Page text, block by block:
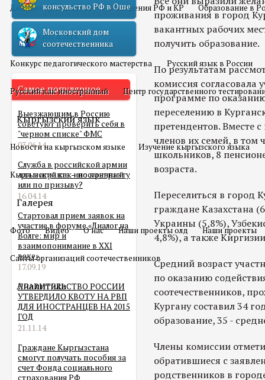
Двойное гражданство Отношения РФ и КР Образование в
Русский язык
Конкурс педагогического мастерства Русский язык в России
Русский как иностранный Центр государственного
Кыргызский язык
Новости на кыргызском языке Изучение кыргызского языка
Кыргызский как иностранный
Галерея
Фото Видео О нас Наши проекты олд Наши проекты
Сайты организаций соотечественников
Аналитика
консульство РФ в Оше
Московский дом
соотечественника
Самое популярное
Выезжающим в Россию
советуют проверить себя в
"черном списке" ФМС
03.06.14
Служба в российской армии
для мигранта – по контракту
или по призыву?
16.04.14
Стартовал прием заявок на
участие в форуме «Диалог на
Волге: мир и
взаимопонимание в XXI
веке»
17.09.19
ПРАВИТЕЛЬСТВО РОССИИ
УТВЕРДИЛО КВОТУ НА РВП
ДЛЯ ИНОСТРАНЦЕВ НА 2015
ГОД
21.11.14
Граждане Кыргызстана
смогут получать пособия за
счет Фонда социального
страхования РФ
проживания в город
вакантных рабочих
получить образование.
По результатам
комиссия согласовала
программе по
переселению в
претендентов. Вместе
членов их семей, в том
школьников, 8
возраста.
Переселиться в город
граждане Казахстана
Украины (5,8%),
4,8%), а также
Средний возраст
по оказанию
соотечественников,
Кургану составил 34
образование, 35 -
Члены комиссии
обратившиеся с
родственников в